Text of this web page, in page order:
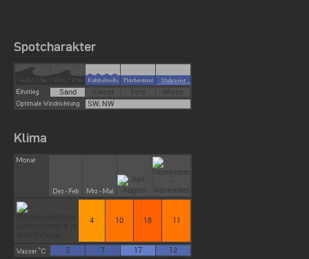
Spotcharakter
Sand Kiesel Fels
Wiese
SW, NW
Klima
4 10 18 11
5 7 17 12